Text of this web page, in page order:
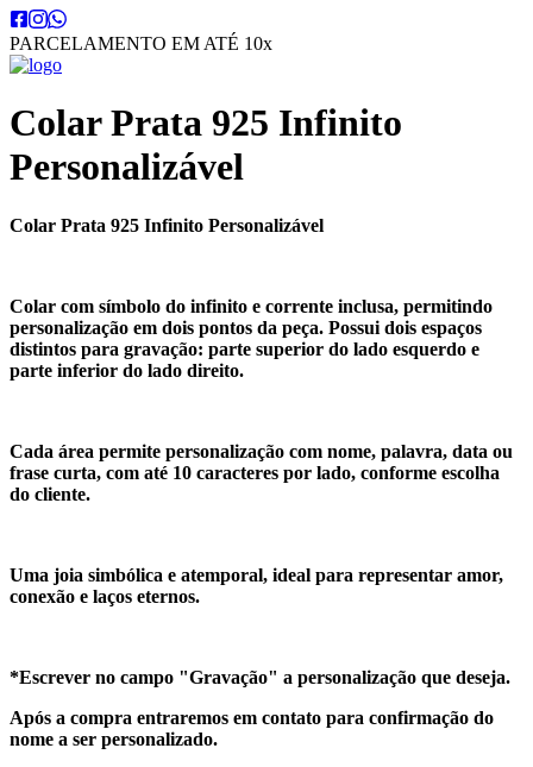
PARCELAMENTO EM ATÉ 10x
Colar Prata 925 Infinito
Personalizável
Colar Prata 925 Infinito Personalizável
Colar com símbolo do infinito e corrente inclusa, permitindo
personalização em dois pontos da peça. Possui dois espaços
distintos para gravação: parte superior do lado esquerdo e
parte inferior do lado direito.
Cada área permite personalização com nome, palavra, data ou
frase curta, com até 10 caracteres por lado, conforme escolha
do cliente.
Uma joia simbólica e atemporal, ideal para representar amor,
conexão e laços eternos.
*Escrever no campo "Gravação" a personalização que deseja.
Após a compra entraremos em contato para confirmação do
nome a ser personalizado.